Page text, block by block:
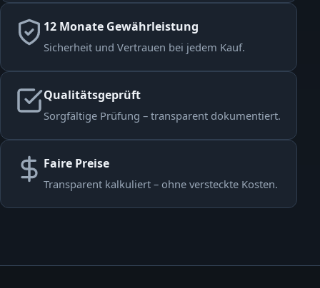
12 Monate Gewährleistung
Sicherheit und Vertrauen bei jedem Kauf.
Qualitätsgeprüft
Sorgfältige Prüfung – transparent dokumentiert.
Faire Preise
Transparent kalkuliert – ohne versteckte Kosten.